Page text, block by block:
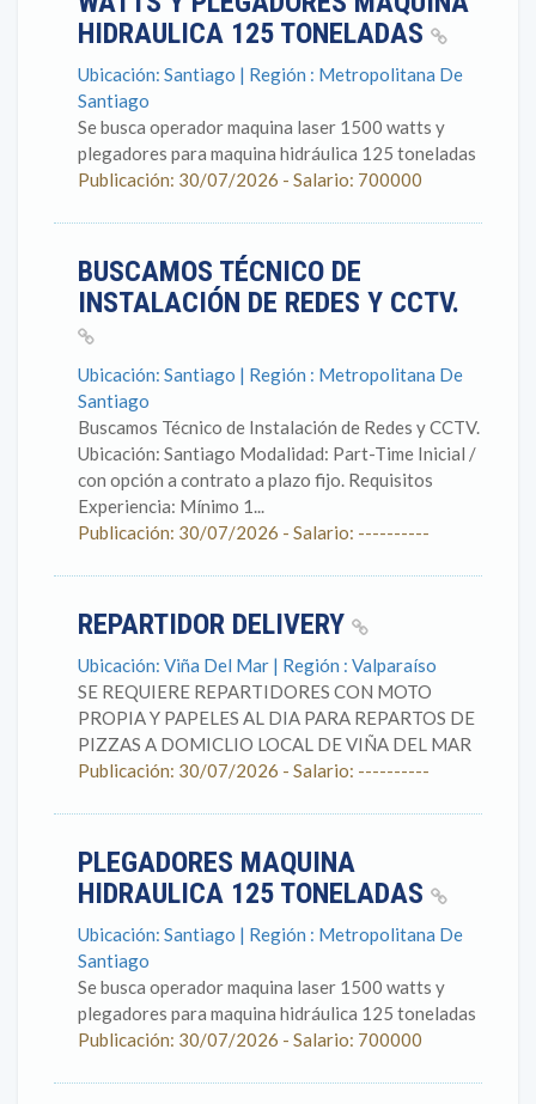
HIDRAULICA 125 TONELADAS
Ubicación: Santiago | Región : Metropolitana De
Santiago
Se busca operador maquina laser 1500 watts y
plegadores para maquina hidráulica 125 toneladas
Publicación: 30/07/2026 - Salario: 700000
BUSCAMOS TÉCNICO DE
INSTALACIÓN DE REDES Y CCTV.
Ubicación: Santiago | Región : Metropolitana De
Santiago
Buscamos Técnico de Instalación de Redes y CCTV.
Ubicación: Santiago Modalidad: Part-Time Inicial /
con opción a contrato a plazo fijo. Requisitos
Experiencia: Mínimo 1...
Publicación: 30/07/2026 - Salario: ----------
REPARTIDOR DELIVERY
Ubicación: Viña Del Mar | Región : Valparaíso
SE REQUIERE REPARTIDORES CON MOTO
PROPIA Y PAPELES AL DIA PARA REPARTOS DE
PIZZAS A DOMICLIO LOCAL DE VIÑA DEL MAR
Publicación: 30/07/2026 - Salario: ----------
PLEGADORES MAQUINA
HIDRAULICA 125 TONELADAS
Ubicación: Santiago | Región : Metropolitana De
Santiago
Se busca operador maquina laser 1500 watts y
plegadores para maquina hidráulica 125 toneladas
Publicación: 30/07/2026 - Salario: 700000